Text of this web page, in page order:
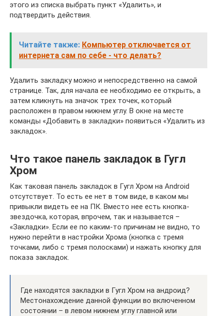
этого из списка выбрать пункт «Удалить», и
подтвердить действия.
Читайте также: Компьютер отключается от
интернета сам по себе - что делать?
Удалить закладку можно и непосредственно на самой
странице. Так, для начала ее необходимо ее открыть, а
затем кликнуть на значок трех точек, который
расположен в правом нижнем углу. В окне на месте
команды «Добавить в закладки» появиться «Удалить из
закладок».
Что такое панель закладок в Гугл
Хром
Как таковая панель закладок в Гугл Хром на Android
отсутствует. То есть ее нет в том виде, в каком мы
привыкли видеть ее на ПК. Вместо нее есть кнопка-
звездочка, которая, впрочем, так и называется –
«Закладки». Если ее по каким-то причинам не видно, то
нужно перейти в настройки Хрома (кнопка с тремя
точками, либо с тремя полосками) и нажать кнопку для
показа закладок.
Где находятся закладки в Гугл Хром на андроид?
Местонахождение данной функции во включенном
состоянии – в левом нижнем углу главной или